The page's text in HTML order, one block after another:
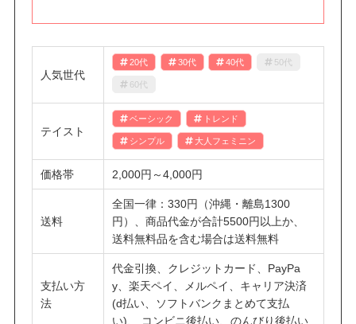
人気世代
20代 30代 40代 50代
60代
テイスト
ベーシック トレンド
シンプル 大人フェミニン
価格帯 2,000円～4,000円
送料
全国一律：330円（沖縄・離島1300
円）、商品代金が合計5500円以上か、
送料無料品を含む場合は送料無料
支払い方
法
代金引換、クレジットカード、PayPa
y、楽天ペイ、メルペイ、キャリア決済
(d払い、ソフトバンクまとめて支払
い)、 コンビニ後払い、のんびり後払い